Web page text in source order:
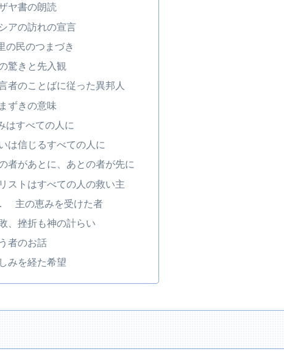
ヤ書の朗読
アの訪れの宣言
の民のつまづき
驚きと先入観
者のことばに従った異邦人
ずきの意味
はすべての人に
は信じるすべての人に
者があとに、あとの者が先に
ストはすべての人の救い主
主の恵みを受けた者
、挫折も神の計らい
者のお話
みを経た希望